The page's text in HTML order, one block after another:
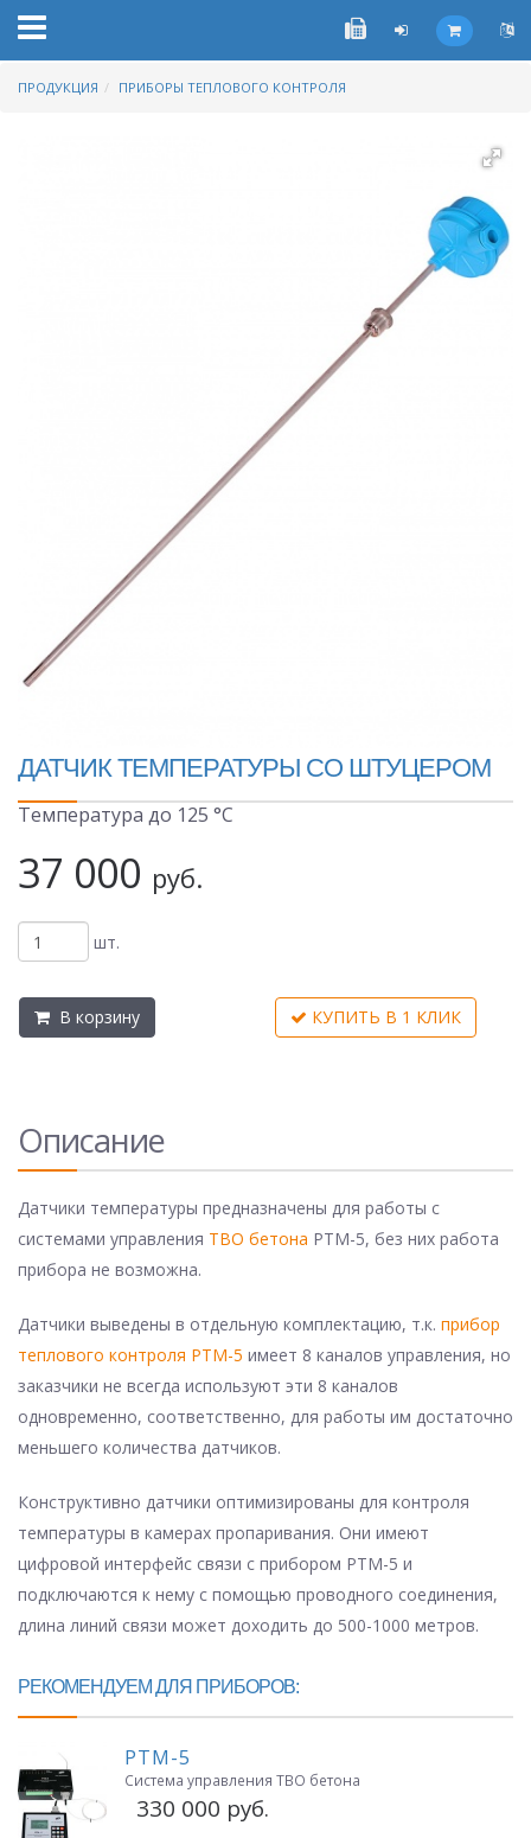
ПРОДУКЦИЯ ПРИБОРЫ ТЕПЛОВОГО КОНТРОЛЯ
ДАТЧИК ТЕМПЕРАТУРЫ СО ШТУЦЕРОМ
Температура до 125 °С
37 000 руб.
шт.
В корзину КУПИТЬ В 1 КЛИК
Описание
Датчики температуры предназначены для работы с
системами управления ТВО бетона РТМ-5, без них работа
прибора не возможна.
Датчики выведены в отдельную комплектацию, т.к. прибор
теплового контроля РТМ-5 имеет 8 каналов управления, но
заказчики не всегда используют эти 8 каналов
одновременно, соответственно, для работы им достаточно
меньшего количества датчиков.
Конструктивно датчики оптимизированы для контроля
температуры в камерах пропаривания. Они имеют
цифровой интерфейс связи с прибором РТМ-5 и
подключаются к нему с помощью проводного соединения,
длина линий связи может доходить до 500-1000 метров.
РЕКОМЕНДУЕМ ДЛЯ ПРИБОРОВ:
РТМ-5
Система управления ТВО бетона
330 000 руб.